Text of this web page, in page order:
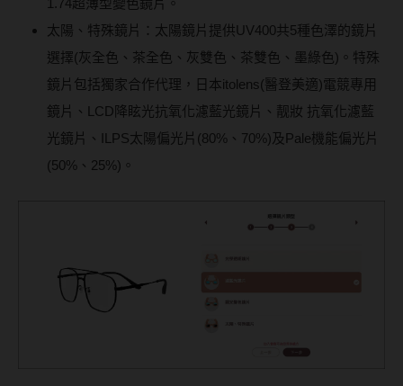
1.74超薄型變色鏡片。
太陽、特殊鏡片：太陽鏡片提供UV400共5種色澤的鏡片
選擇(灰全色、茶全色、灰雙色、茶雙色、墨綠色)。特殊
鏡片包括獨家合作代理，日本itolens(醫登美適)電競專用
鏡片、LCD降眩光抗氧化濾藍光鏡片、靓妝 抗氧化濾藍
光鏡片、ILPS太陽偏光片(80%、70%)及Pale機能偏光片
(50%、25%)。